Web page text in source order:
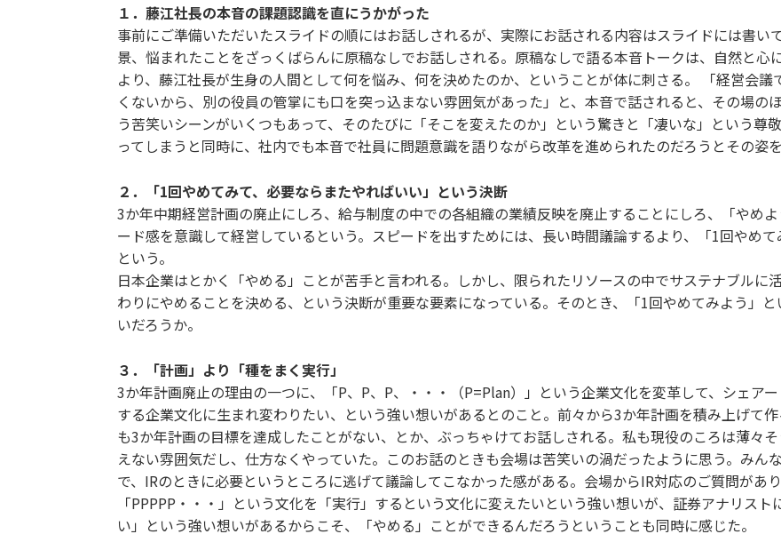
１．藤江社長の本音の課題認識を直にうかがった
事前にご準備いただいたスライドの順にはお話しされるが、実際にお話される内容はスライドには書
景、悩まれたことをざっくばらんに原稿なしでお話しされる。原稿なしで語る本音トークは、自然と心
より、藤江社長が生身の人間として何を悩み、何を決めたのか、ということが体に刺さる。 「経営会
くないから、別の役員の管掌にも口を突っ込まない雰囲気があった」と、本音で話されると、その場の
う苦笑いシーンがいくつもあって、そのたびに「そこを変えたのか」という驚きと「凄いな」という尊
ってしまうと同時に、社内でも本音で社員に問題意識を語りながら改革を進められたのだろうとその姿
２．「1回やめてみて、必要ならまたやればいい」という決断
3か年中期経営計画の廃止にしろ、給与制度の中での各組織の業績反映を廃止することにしろ、「やめ
ード感を意識して経営しているという。スピードを出すためには、長い時間議論するより、「1回やめ
という。
日本企業はとかく「やめる」ことが苦手と言われる。しかし、限られたリソースの中でサステナブルに
わりにやめることを決める、という決断が重要な要素になっている。そのとき、「1回やめてみよう」
いだろうか。
３．「計画」より「種をまく実行」
3か年計画廃止の理由の一つに、「P、P、P、・・・（P=Plan）」という企業文化を変革して、シェア
する企業文化に生まれ変わりたい、という強い想いがあるとのこと。前々から3か年計画を積み上げて
も3か年計画の目標を達成したことがない、とか、ぶっちゃけてお話しされる。私も現役のころは薄々
えない雰囲気だし、仕方なくやっていた。このお話のときも会場は苦笑いの渦だったように思う。みん
で、IRのときに必要というところに逃げて議論してこなかった感がある。会場からIR対応のご質問があ
「PPPPP・・・」という文化を「実行」するという文化に変えたいという強い想いが、証券アナリス
い」という強い想いがあるからこそ、「やめる」ことができるんだろうということも同時に感じた。